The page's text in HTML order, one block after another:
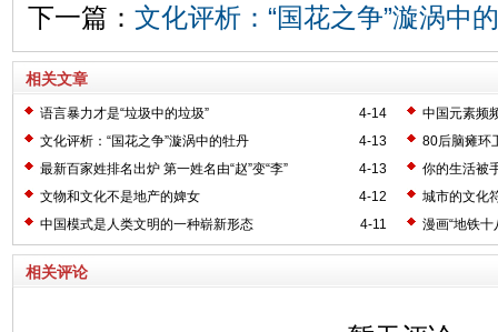
下一篇： 文化评析：“国花之争”漩涡中
相关文章
4-14
语言暴力才是“垃圾中的垃圾”
中国元素频
4-13
文化评析：“国花之争”漩涡中的牡丹
80后脑瘫环
4-13
最新百家姓排名出炉 第一姓名由“赵”变“李”
你的生活被
4-12
文物和文化不是地产的婢女
城市的文化
4-11
中国模式是人类文明的一种崭新形态 漫画“地铁十
相关评论